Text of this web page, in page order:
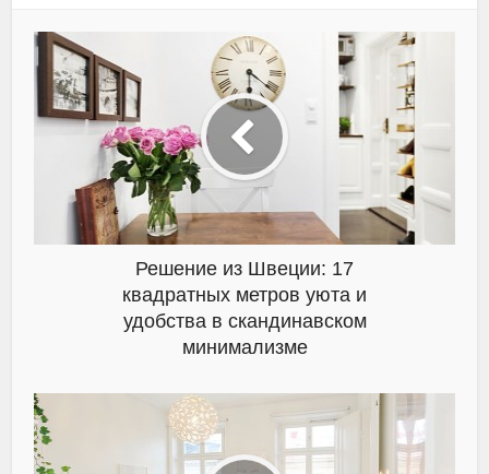
Решение из Швеции: 17
квадратных метров уюта и
удобства в скандинавском
минимализме